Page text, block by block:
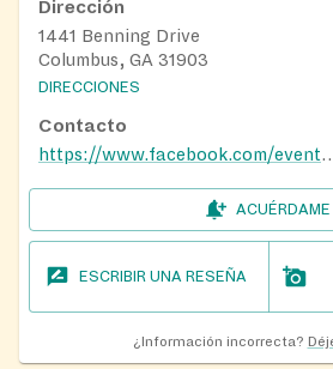
Dirección
1441 Benning Drive
Columbus, GA 31903
DIRECCIONES
Contacto
https://www.facebook.com/
ACUÉRDAME
ESCRIBIR UNA RESEÑA
¿Información incorrecta?